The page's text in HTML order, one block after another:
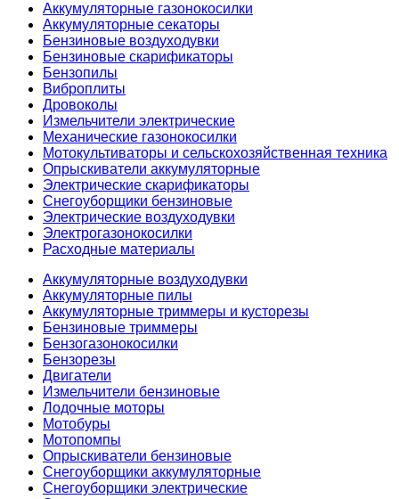
Аккумуляторные газонокосилки
Аккумуляторные секаторы
Бензиновые воздуходувки
Бензиновые скарификаторы
Бензопилы
Виброплиты
Дровоколы
Измельчители электрические
Механические газонокосилки
Мотокультиваторы и сельскохозяйственная техника
Опрыскиватели аккумуляторные
Электрические скарификаторы
Снегоуборщики бензиновые
Электрические воздуходувки
Электрогазонокосилки
Расходные материалы
Аккумуляторные воздуходувки
Аккумуляторные пилы
Аккумуляторные триммеры и кусторезы
Бензиновые триммеры
Бензогазонокосилки
Бензорезы
Двигатели
Измельчители бензиновые
Лодочные моторы
Мотобуры
Мотопомпы
Опрыскиватели бензиновые
Снегоуборщики аккумуляторные
Снегоуборщики электрические